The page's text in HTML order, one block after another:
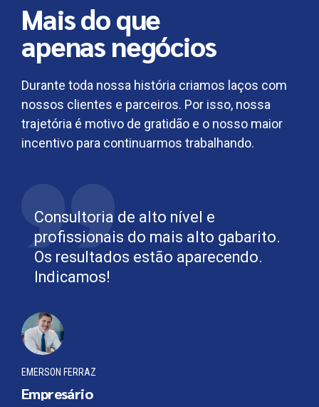
Mais do que
apenas negócios
Durante toda nossa história criamos laços com
nossos clientes e parceiros. Por isso, nossa
trajetória é motivo de gratidão e o nosso maior
incentivo para continuarmos trabalhando.
Consultoria de alto nível e
profissionais do mais alto gabarito.
Os resultados estão aparecendo.
Indicamos!
EMERSON FERRAZ
Empresário